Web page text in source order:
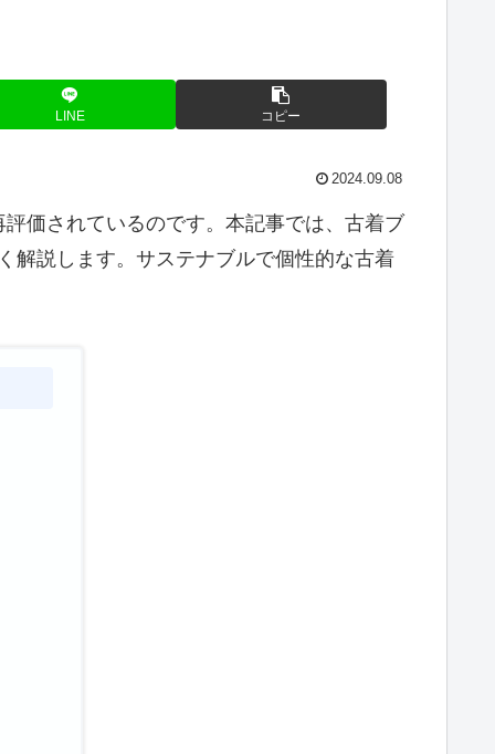
LINE コピー
2024.09.08
価されているのです。本記事では、古着ブ
解説します。サステナブルで個性的な古着